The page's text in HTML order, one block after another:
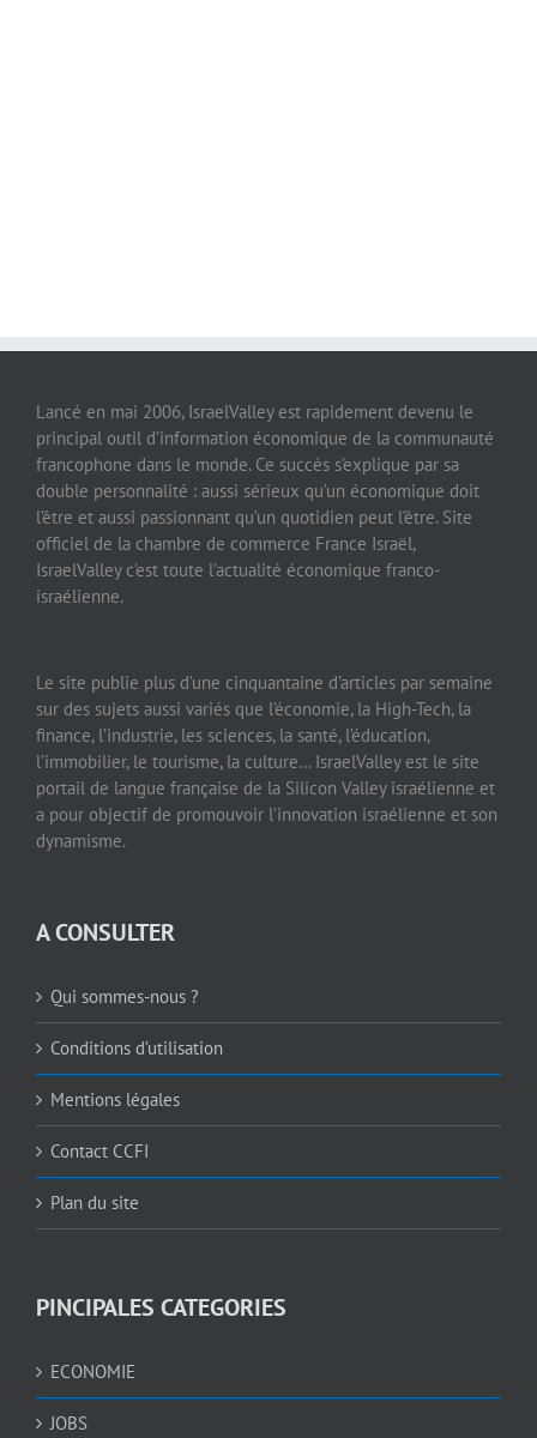
Lancé en mai 2006, IsraelValley est rapidement devenu le
principal outil d’information économique de la communauté
francophone dans le monde. Ce succès s’explique par sa
double personnalité : aussi sérieux qu’un économique doit
l’être et aussi passionnant qu’un quotidien peut l’être. Site
officiel de la chambre de commerce France Israël,
IsraelValley c’est toute l’actualité économique franco-
israélienne.
Le site publie plus d’une cinquantaine d’articles par semaine
sur des sujets aussi variés que l’économie, la High-Tech, la
finance, l’industrie, les sciences, la santé, l’éducation,
l’immobilier, le tourisme, la culture… IsraelValley est le site
portail de langue française de la Silicon Valley israélienne et
a pour objectif de promouvoir l’innovation israélienne et son
dynamisme.
A CONSULTER
Qui sommes-nous ?
Conditions d’utilisation
Mentions légales
Contact CCFI
Plan du site
PINCIPALES CATEGORIES
ECONOMIE
JOBS